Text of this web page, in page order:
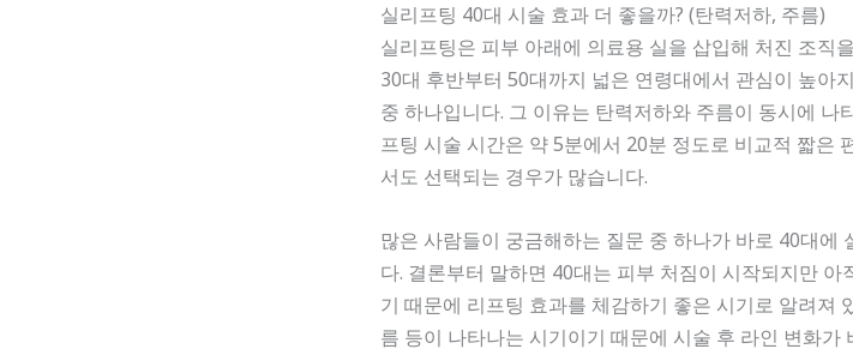
실리프팅 40대 시술 효과 더 좋을까? (탄력저하, 주름)
실리프팅은 피부 아래에 의료용 실을 삽입해 처진 조직
30대 후반부터 50대까지 넓은 연령대에서 관심이 높아
중 하나입니다. 그 이유는 탄력저하와 주름이 동시에
프팅 시술 시간은 약 5분에서 20분 정도로 비교적 짧은
서도 선택되는 경우가 많습니다.
많은 사람들이 궁금해하는 질문 중 하나가 바로 40대에
다. 결론부터 말하면 40대는 피부 처짐이 시작되지만
기 때문에 리프팅 효과를 체감하기 좋은 시기로 알려져
름 등이 나타나는 시기이기 때문에 시술 후 라인 변화